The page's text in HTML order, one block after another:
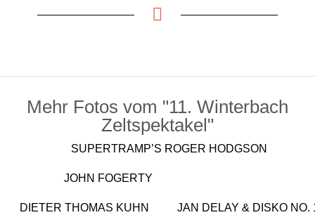
Mehr Fotos vom "11. Winterbach
Zeltspektakel"
SUPERTRAMP’S ROGER HODGSON
JOHN FOGERTY
DIETER THOMAS KUHN JAN DELAY & DISKO NO.